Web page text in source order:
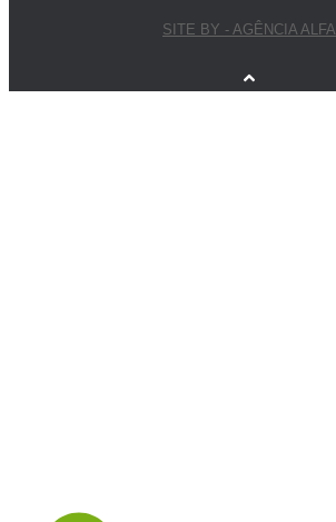
SITE BY - AGÊNCIA ALFA